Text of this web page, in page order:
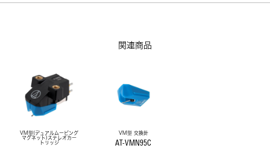
関連商品
VM型(デュアルムービング
マグネット)ステレオカー
トリッジ
VM型 交換針
AT-VMN95C